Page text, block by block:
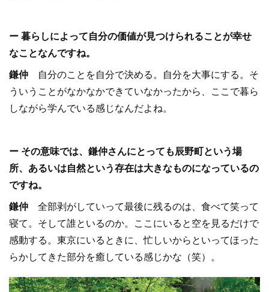
ー 暮らしによって自分の価値が見つけられることが幸せ
なことなんですね。
鎌仲 自分のことを自分で決める。自分を大事にする。そ
ういうことがなかなかできていなかったから、ここで暮ら
しながら学んでいる感じなんだよね。
ー その意味では、鎌仲さんにとっても辰野町という場
所、あるいは自然という存在は大きなものになっているの
ですね。
鎌仲 全部剥がしていって最後に残るのは、食べて笑って
寝て。そして誰といるのか。ここにいると空を見るだけで
感動する。東京にいるときに、忙しいからといってほった
らかしてきた部分を癒している感じかな（笑）。